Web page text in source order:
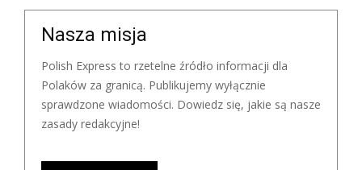
Nasza misja
Polish Express to rzetelne źródło informacji dla
Polaków za granicą. Publikujemy wyłącznie
sprawdzone wiadomości. Dowiedz się, jakie są nasze
zasady redakcyjne!